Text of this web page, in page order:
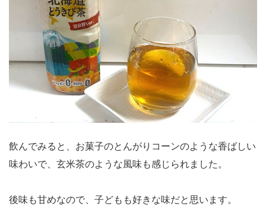
飲んでみると、お菓子のとんがりコーンのような香ばしい
味わいで、玄米茶のような風味も感じられました。
後味も甘めなので、子どもも好きな味だと思います。